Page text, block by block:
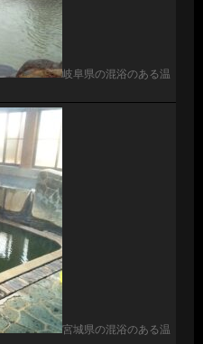
岐阜県の混浴のある温
宮城県の混浴のある温